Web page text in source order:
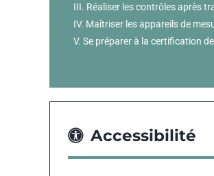
III. Réaliser les contrôles après
IV. Maîtriser les appareils de
V. Se préparer à la certification
Accessibilité